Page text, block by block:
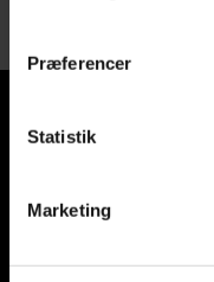
Præferencer
Statistik
Marketing